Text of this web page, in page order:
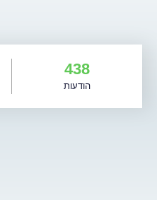
438
הודעות